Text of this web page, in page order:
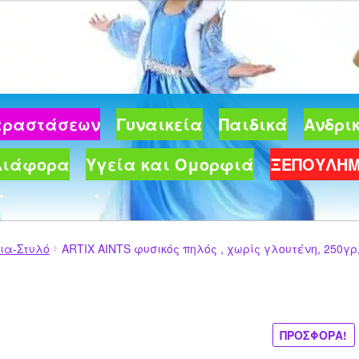
Γυναικεία Παιδικά
Υγεία και Ομορφιά
Στυλό ARTIX AINTS φυσικός πηλός , χωρίς γλουτένη,
ΠΡΟΣΦΟΡΆ!